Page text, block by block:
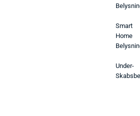
Smart
Home
Under-